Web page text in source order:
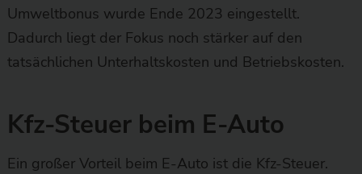
Umweltbonus wurde Ende 2023 eingestellt.
Dadurch liegt der Fokus noch stärker auf den
tatsächlichen Unterhaltskosten und Betriebskosten.
Kfz-Steuer beim E-Auto
Ein großer Vorteil beim E-Auto ist die Kfz-Steuer.